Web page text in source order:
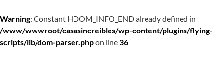
Warning: Constant HDOM_INFO_END already defined in
/www/wwwroot/casasincreibles/wp-content/plugins/flying-
scripts/lib/dom-parser.phpon line36